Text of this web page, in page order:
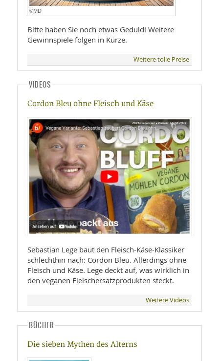
©MD
Bitte haben Sie noch etwas Geduld! Weitere
Gewinnspiele folgen in Kürze.
Weitere tolle Preise
VIDEOS
Cordon Bleu ohne Fleisch und Käse
Sebastian Lege baut den Fleisch-Käse-Klassiker
schlechthin nach: Cordon Bleu. Allerdings ohne
Fleisch und Käse. Lege deckt auf, was wirklich in
den veganen Fleischersatzprodukten steckt.
Weitere Videos
BÜCHER
Die sieben Mythen des Alterns